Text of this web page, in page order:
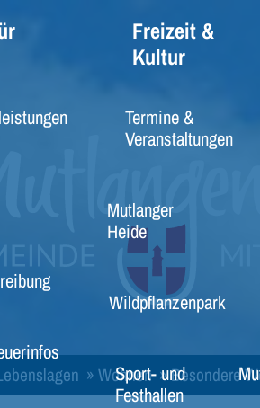
Freizeit &
Kultur
Termine &
Veranstaltungen
Mutlanger
Heide
Wildpflanzenpark
Sport- und
Festhallen
»Wohnen»Besondere